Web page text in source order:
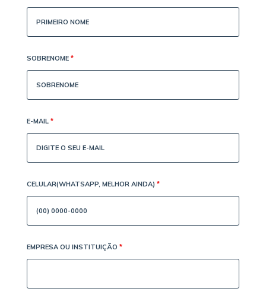
SOBRENOME *
E-MAIL *
CELULAR(WHATSAPP, MELHOR AINDA) *
EMPRESA OU INSTITUIÇÃO *